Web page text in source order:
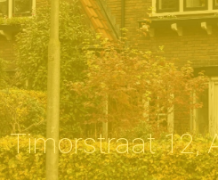
Timorstraat 12,